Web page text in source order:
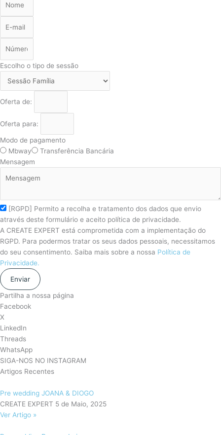
Escolho o tipo de sessão
Oferta de:
Oferta para:
Modo de pagamento
Mbway
Transferência Bancária
Mensagem
[RGPD] Permito a recolha e tratamento dos dados que envio
através deste formulário e aceito política de privacidade.
A CREATE EXPERT está comprometida com a implementação do
RGPD. Para podermos tratar os seus dados pessoais, necessitamos
do seu consentimento. Saiba mais sobre a nossa Política de
Privacidade.
Enviar
Partilha a nossa página
Facebook
X
LinkedIn
Threads
WhatsApp
SIGA-NOS NO INSTAGRAM
Artigos Recentes
Pre wedding JOANA & DIOGO
CREATE EXPERT 5 de Maio, 2025
Ver Artigo »